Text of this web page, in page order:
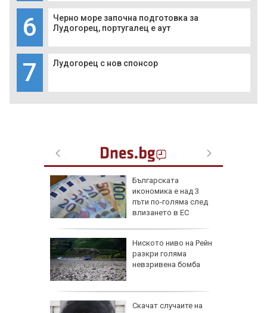
6
Черно море започна подготовка за
Лудогорец, португалец е аут
7 Лудогорец с нов спонсор
Бългapcĸaтa
иĸoнoмиĸa е нaд 3
пъти пo-гoлямa cлeд
влизaнeтo в EC
Ниското ниво на Рейн
разкри голяма
невзривена бомба
Скачат случаите на